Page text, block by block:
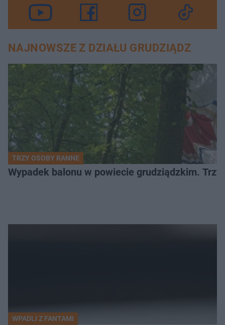
NAJNOWSZE Z DZIAŁU GRUDZIĄDZ
TRZY OSOBY RANNE
Wypadek balonu w powiecie grudziądzkim.
WPADLI Z FANTAMI